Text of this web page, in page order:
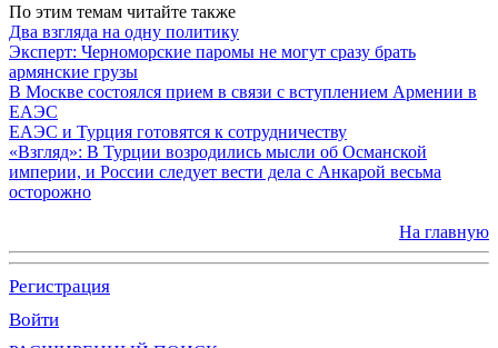
По этим темам читайте также
Два взгляда на одну политику
Эксперт: Черноморские паромы не могут сразу брать
армянские грузы
В Москве состоялся прием в связи с вступлением Армении в
ЕАЭС
ЕАЭС и Турция готовятся к сотрудничеству
«Взгляд»: В Турции возродились мысли об Османской
империи, и России следует вести дела с Анкарой весьма
осторожно
На главную
Регистрация
Войти